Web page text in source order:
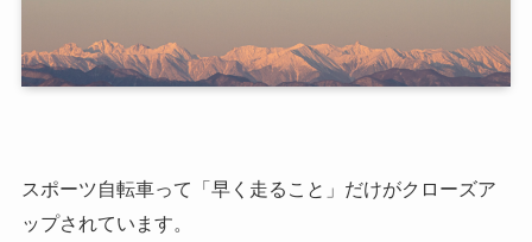
スポーツ自転車って「早く走ること」だけがクローズア
ップされています。